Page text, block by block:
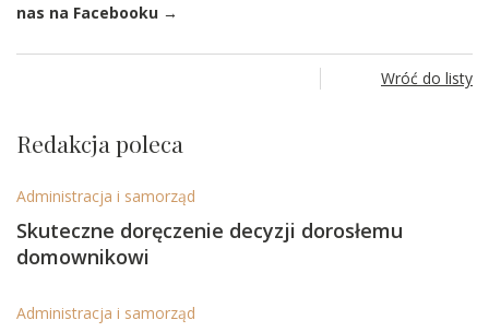
nas na Facebooku →
Wróć do listy
Redakcja poleca
Administracja i samorząd
Skuteczne doręczenie decyzji dorosłemu
domownikowi
Administracja i samorząd